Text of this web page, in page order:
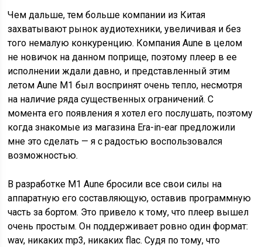
Чем дальше, тем больше компании из Китая
захватывают рынок аудиотехники, увеличивая и без
того немалую конкуренцию. Компания Aune в целом
не новичок на данном поприще, поэтому плеер в ее
исполнении ждали давно, и представленный этим
летом Aune M1 был воспринят очень тепло, несмотря
на наличие ряда существенных ограничений. С
момента его появления я хотел его послушать, поэтому
когда знакомые из магазина Era-in-ear предложили
мне это сделать — я с радостью воспользовался
возможностью.
В разработке M1 Aune бросили все свои силы на
аппаратную его составляющую, оставив программную
часть за бортом. Это привело к тому, что плеер вышел
очень простым. Он поддерживает ровно один формат:
wav, никаких mp3, никаких flac. Судя по тому, что